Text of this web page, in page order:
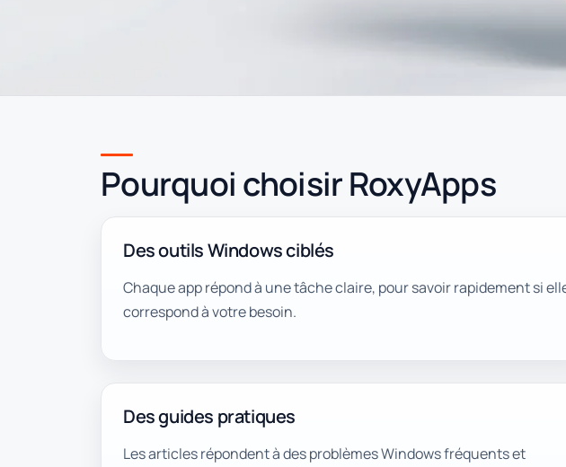
Pourquoi choisir RoxyApps
Des outils Windows ciblés
Chaque app répond à une tâche claire, pour savoir rapidement si
correspond à votre besoin.
Des guides pratiques
Les articles répondent à des problèmes Windows fréquents et